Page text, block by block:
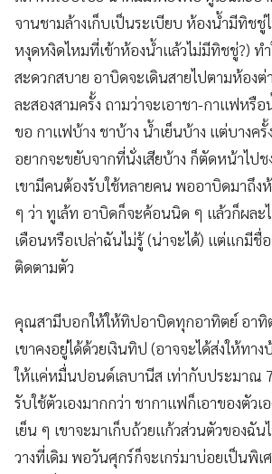
จานชามล้างเก็บเป็นระเบียบ ห้องน้ำมีทิชชู่
หงุดหงิดไหมที่เข้าห้องน้ำแล้วไม่มีทิชชู่?) ท
สะดวกสบาย อาบิดจะเดินสายไปตามห้องต่
ละสองสามครั้ง ถามว่าจะเอาชา-กาแฟหรื
ขอ กาแฟบ้าง ชาบ้าง น้ำเย็นบ้าง แต่บางค
อยากจะขยับจากที่นั่งเสียบ้าง ก็ตัดหน้าไปช
เขามีคนต้องรับใช้หลายคน พออาบิดมาถึ
ๆ ว่า ทูเล้ท อาบิดก็จะค้อนนิด ๆ แล้วก็ผละ
เดือนหรือเปล่าฉันไม่รู้ (น่าจะได้) แต่แกมีชื่
ติดตามตัว
คุณสามีบอกให้ให้ทิปอาบิดทุกอาทิตย์ อาทิ
เขาคงอยู่ได้ด้วยเงินทิป (อาจจะได้ส่งให้ทา
ให้แค่หมื่นปอนด์เลบานีส เท่ากับประมาณ
รับใช้ตัวเองมากกว่า ชากาแฟก็เอาของตัว
เย็น ๆ เขาจะมาเก็บถ้วยแก้วส่วนตัวของฉัน
วางที่เดิม พอวันศุกร์ก็จะเกร่มาบ่อยเป็นพิเ